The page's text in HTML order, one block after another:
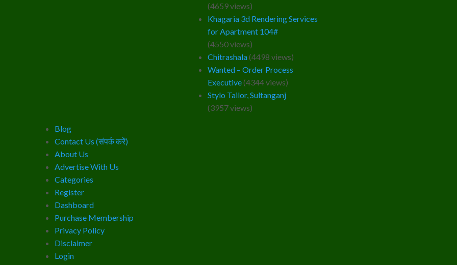
(4659 views)
Khagaria 3d Rendering Services
for Apartment 104#
(4550 views)
Chitrashala(4498 views)
Wanted – Order Process
Executive(4344 views)
Stylo Tailor, Sultanganj
(3957 views)
Blog
Contact Us (संपर्क करें)
About Us
Advertise With Us
Categories
Register
Dashboard
Purchase Membership
Privacy Policy
Disclaimer
Login